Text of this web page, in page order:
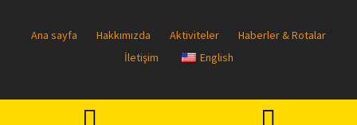
Ana sayfa Hakkımızda Aktiviteler
Haberler & Rotalar
İletişim
English